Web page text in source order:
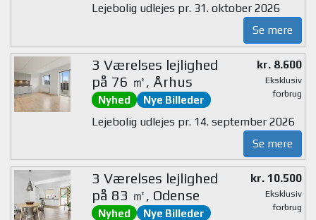
Lejebolig udlejes pr. 31. oktober 2026
Se mere
3 Værelses lejlighed
på 76 ㎡, Århus
Nyhed Nye Billeder
kr. 8.600
Eksklusiv
forbrug
Lejebolig udlejes pr. 14. september 2026
Se mere
3 Værelses lejlighed
på 83 ㎡, Odense
Nyhed Nye Billeder
kr. 10.500
Eksklusiv
forbrug